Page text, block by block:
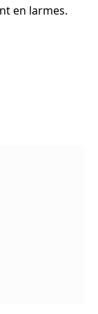
en larmes.